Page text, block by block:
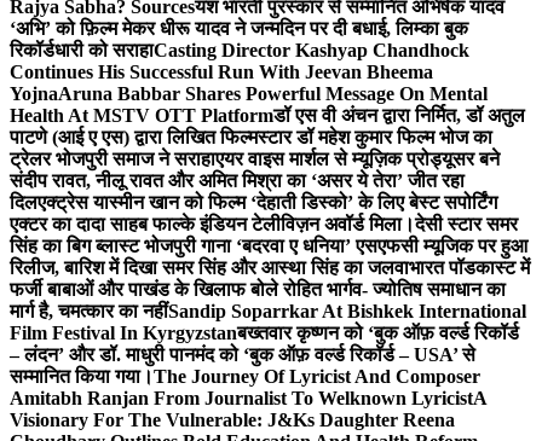
Rajya Sabha? Sourcesयश भारती पुरस्कार से सम्मानित अभिषेक यादव
‘अभि’ को फ़िल्म मेकर धीरू यादव ने जन्मदिन पर दी बधाई, लिम्का बुक
रिकॉर्डधारी को सराहाCasting Director Kashyap Chandhock
Continues His Successful Run With Jeevan Bheema
YojnaAruna Babbar Shares Powerful Message On Mental
Health At MSTV OTT Platformडॉ एस वी अंचन द्वारा निर्मित, डॉ अतुल
पाटणे (आई ए एस) द्वारा लिखित फिल्मस्टार डॉ महेश कुमार फिल्म भोज का
ट्रेलर भोजपुरी समाज ने सराहाएयर वाइस मार्शल से म्यूज़िक प्रोड्यूसर बने
संदीप रावत, नीलू रावत और अमित मिश्रा का ‘असर ये तेरा’ जीत रहा
दिलएक्ट्रेस यास्मीन खान को फिल्म ‘देहाती डिस्को’ के लिए बेस्ट सपोर्टिंग
एक्टर का दादा साहब फाल्के इंडियन टेलीविज़न अवॉर्ड मिला।देसी स्टार समर
सिंह का बिग ब्लास्ट भोजपुरी गाना ‘बदरवा ए धनिया’ एसएफसी म्यूजिक पर हुआ
रिलीज, बारिश में दिखा समर सिंह और आस्था सिंह का जलवाभारत पॉडकास्ट में
फर्जी बाबाओं और पाखंड के खिलाफ बोले रोहित भार्गव- ज्योतिष समाधान का
मार्ग है, चमत्कार का नहींSandip Soparrkar At Bishkek International
Film Festival In Kyrgyzstanबख्तवार कृष्णन को ‘बुक ऑफ़ वर्ल्ड रिकॉर्ड
– लंदन’ और डॉ. माधुरी पानमंद को ‘बुक ऑफ़ वर्ल्ड रिकॉर्ड – USA’ से
सम्मानित किया गया।The Journey Of Lyricist And Composer
Amitabh Ranjan From Journalist To Welknown LyricistA
Visionary For The Vulnerable: J&Ks Daughter Reena